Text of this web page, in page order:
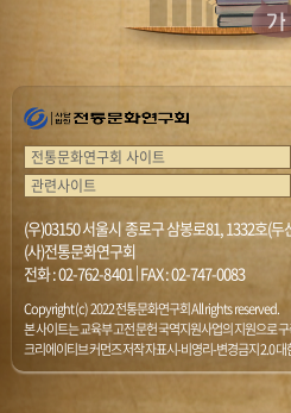
(우)03150 서울시 종로구 삼봉로81, 1332호(
(사)전통문화연구회
전화 :02-762-8401|FAX : 02-747-0083
Copyright (c) 2022 전통문화연구회 All rights reserved.
본 사이트는 교육부 고전문헌 국역지원사업의 지원으로
크리에이티브 커먼즈 저작자표시-비영리-변경금지 2.0